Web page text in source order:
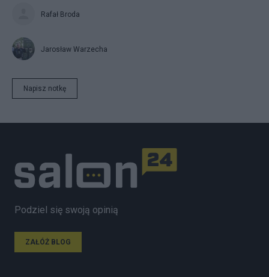
Rafał Broda
Jarosław Warzecha
Napisz notkę
Podziel się swoją opinią
ZAŁÓŻ BLOG